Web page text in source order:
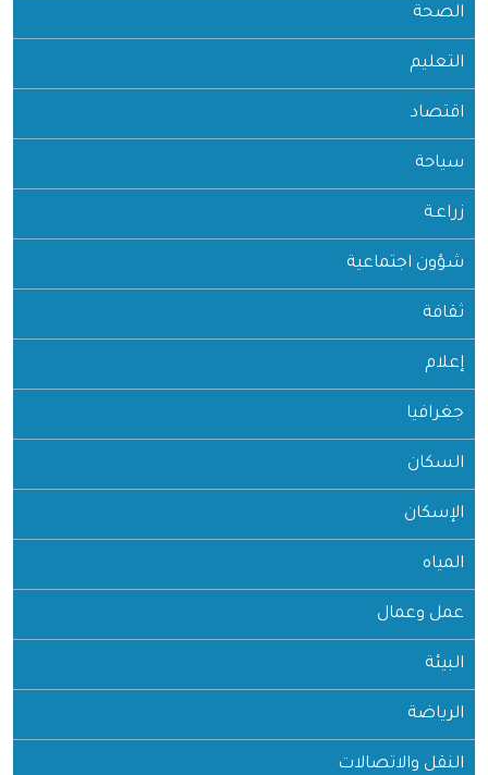
الصحة
التعليم
اقتصاد
سياحة
زراعـة
شؤون اجتماعية
ثقافة
إعلام
جغرافيا
السكان
الإسكان
المياه
عمل وعمال
البيئة
الرياضة
النقل والاتصالات